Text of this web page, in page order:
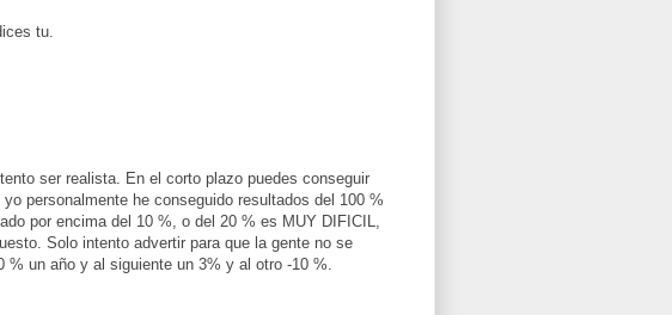
tu.
ser realista. En el corto plazo puedes conseguir
personalmente he conseguido resultados del 100 %
por encima del 10 %, o del 20 % es MUY DIFICIL,
Solo intento advertir para que la gente no se
un año y al siguiente un 3% y al otro -10 %.